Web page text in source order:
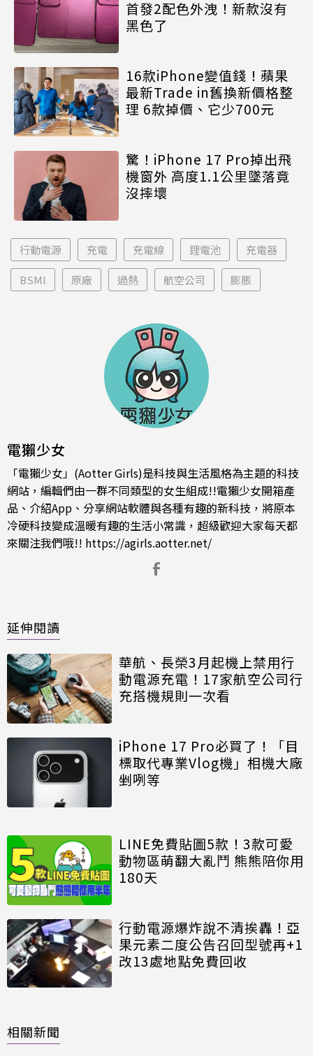
首發2配色外洩！新款沒有
黑色了
16款iPhone變值錢！蘋果
最新Trade in舊換新價格整
理 6款掉價、它少700元
驚！iPhone 17 Pro掉出飛
機窗外 高度1.1公里墜落竟
沒摔壞
行動電源 充電 充電線 鋰電池 充電器
BSMI 原廠 過熱 航空公司 膨脹
電獺少女
「電獺少女」(Aotter Girls)是科技與生活風格為主題的科技
網站，編輯們由一群不同類型的女生組成!!電獺少女開箱產
品、介紹App、分享網站軟體與各種有趣的新科技，將原本
冷硬科技變成溫暖有趣的生活小常識，超級歡迎大家每天都
來關注我們哦!! https://agirls.aotter.net/
延伸閱讀
華航、長榮3月起機上禁用行
動電源充電！17家航空公司行
充搭機規則一次看
iPhone 17 Pro必買了！「目
標取代專業Vlog機」相機大廠
剉咧等
LINE免費貼圖5款！3款可愛
動物區萌翻大亂鬥 熊熊陪你用
180天
行動電源爆炸說不清挨轟！亞
果元素二度公告召回型號再+1
改13處地點免費回收
相關新聞